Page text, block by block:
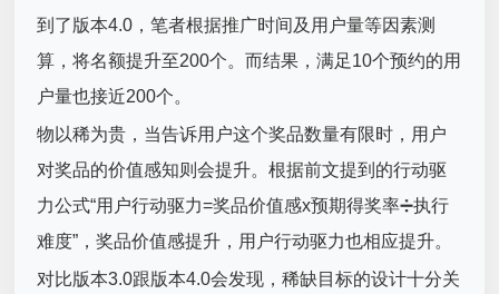
到了版本4.0，笔者根据推广时间及用户量等因素测
算，将名额提升至200个。而结果，满足10个预约的用
户量也接近200个。
物以稀为贵，当告诉用户这个奖品数量有限时，用户
对奖品的价值感知则会提升。根据前文提到的行动驱
力公式“用户行动驱力=奖品价值感x预期得奖率➗执行
难度”，奖品价值感提升，用户行动驱力也相应提升。
对比版本3.0跟版本4.0会发现，稀缺目标的设计十分关